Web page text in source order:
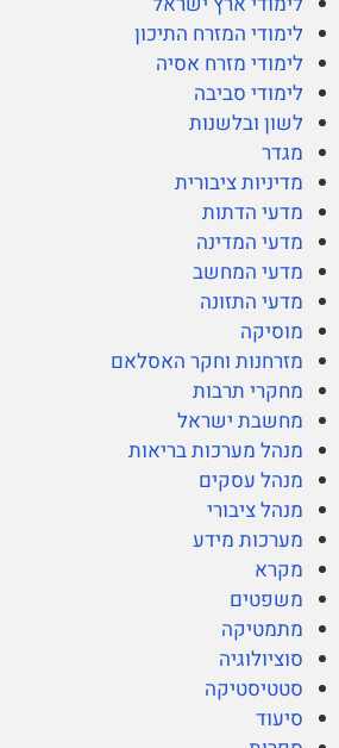
לימודי המזרח התיכון
לימודי מזרח אסיה
לימודי סביבה
לשון ובלשנות
מגדר
מדיניות ציבורית
מדעי הדתות
מדעי המדינה
מדעי המחשב
מדעי התזונה
מוסיקה
מזרחנות וחקר האסלאם
מחקרי תרבות
מחשבת ישראל
מנהל מערכות בריאות
מנהל עסקים
מנהל ציבורי
מערכות מידע
מקרא
משפטים
מתמטיקה
סוציולוגיה
סטטיסטיקה
סיעוד